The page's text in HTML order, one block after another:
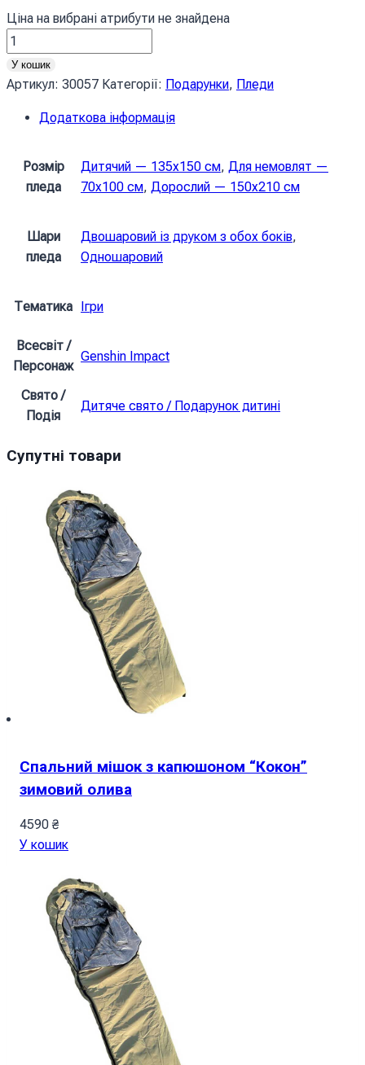
Ціна на вибрані атрибути не знайдена
Красуня
Єлань
Гра
Імпакт
Yelan
Game
кількість
У кошик
Артикул: 30057 Категорії: Подарунки, Пледи
Додаткова інформація
Розмір
пледа
Дитячий — 135х150 см, Для немовлят —
70х100 см, Дорослий — 150х210 см
Шари
пледа
Двошаровий із друком з обох боків,
Одношаровий
Тематика Ігри
Всесвіт /
Персонаж
Genshin Impact
Свято /
Подія
Дитяче свято / Подарунок дитині
Супутні товари
Спальний мішок з капюшоном “Кокон”
зимовий олива
4590 ₴
У кошик